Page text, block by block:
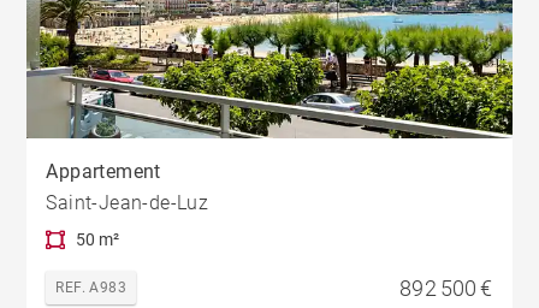
Appartement
Saint-Jean-de-Luz
50 m²
REF. A983 892 500 €